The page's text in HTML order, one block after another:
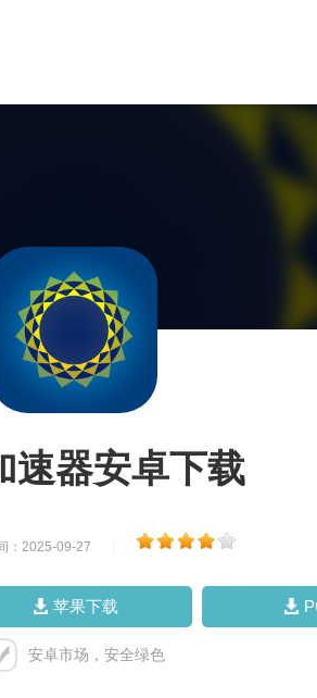
速器安卓下载
：2025-09-27
苹果下载
安卓市场，安全绿色